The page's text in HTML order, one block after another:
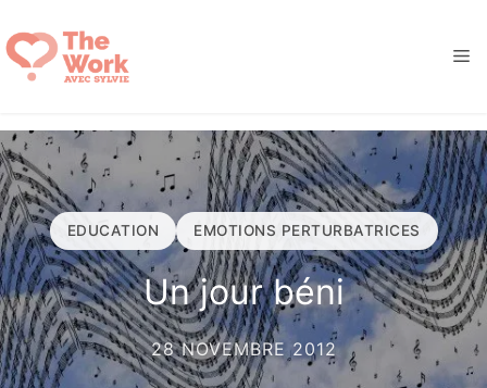
au
contenu
EDUCATION EMOTIONS PERTURBATRICES
Un jour béni
28 NOVEMBRE 2012